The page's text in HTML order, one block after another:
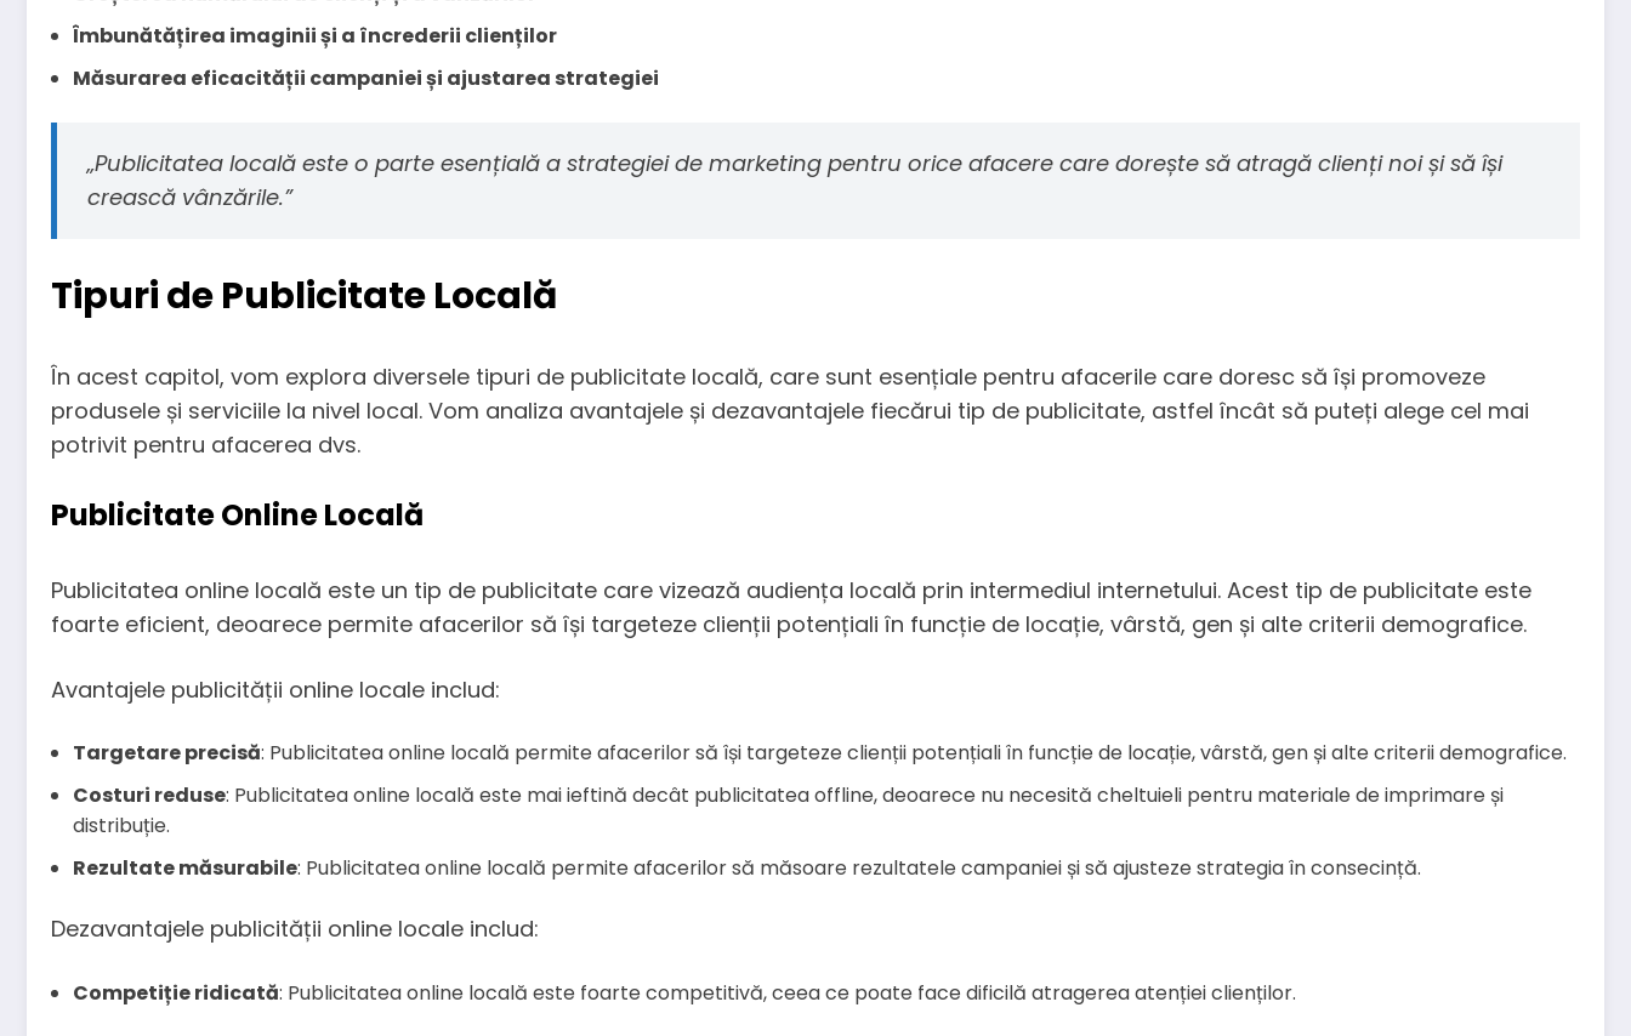
Îmbunătățirea imaginii și a încrederii clienților
Măsurarea eficacității campaniei și ajustarea strategiei
„Publicitatea locală este o parte esențială a strategiei de marketing pentru orice afacere care dorește să atragă clienți noi și să își
crească vânzările.”
Tipuri de Publicitate Locală
În acest capitol, vom explora diversele tipuri de publicitate locală, care sunt esențiale pentru afacerile care doresc să își promoveze
produsele și serviciile la nivel local. Vom analiza avantajele și dezavantajele fiecărui tip de publicitate, astfel încât să puteți alege cel mai
potrivit pentru afacerea dvs.
Publicitate Online Locală
Publicitatea online locală este un tip de publicitate care vizează audiența locală prin intermediul internetului. Acest tip de publicitate este
foarte eficient, deoarece permite afacerilor să își targeteze clienții potențiali în funcție de locație, vârstă, gen și alte criterii demografice.
Avantajele publicității online locale includ:
Targetare precisă: Publicitatea online locală permite afacerilor să își targeteze clienții potențiali în funcție de locație, vârstă, gen și alte criterii demografice.
Costuri reduse: Publicitatea online locală este mai ieftină decât publicitatea offline, deoarece nu necesită cheltuieli pentru materiale de imprimare și
distribuție.
Rezultate măsurabile: Publicitatea online locală permite afacerilor să măsoare rezultatele campaniei și să ajusteze strategia în consecință.
Dezavantajele publicității online locale includ:
Competiție ridicată: Publicitatea online locală este foarte competitivă, ceea ce poate face dificilă atragerea atenției clienților.